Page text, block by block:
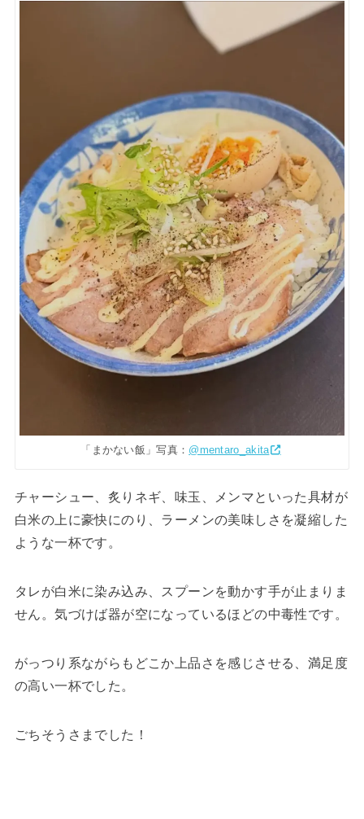
「まかない飯」写真： @mentaro_akita
チャーシュー、炙りネギ、味玉、メンマといった具材が
白米の上に豪快にのり、ラーメンの美味しさを凝縮した
ような一杯です。
タレが白米に染み込み、スプーンを動かす手が止まりま
せん。気づけば器が空になっているほどの中毒性です。
がっつり系ながらもどこか上品さを感じさせる、満足度
の高い一杯でした。
ごちそうさまでした！